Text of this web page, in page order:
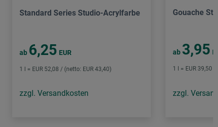
Standard Series Studio-Acrylfarbe
ab 6,25 EUR
1 l = EUR 52,08 / (netto: EUR 43,40)
zzgl. Versandkosten
Gouache
ab 3,95
1 l = EUR 39,50
zzgl.